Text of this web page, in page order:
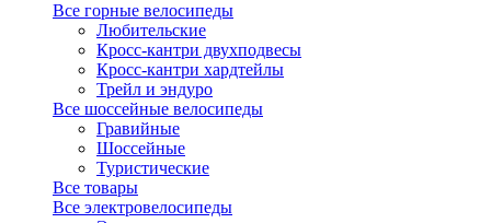
Все горные велосипеды
Любительские
Кросс-кантри двухподвесы
Кросс-кантри хардтейлы
Трейл и эндуро
Все шоссейные велосипеды
Гравийные
Шоссейные
Туристические
Все товары
Все электровелосипеды